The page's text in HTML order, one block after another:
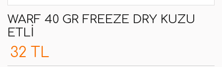
WARF 40 GR FREEZE DRY KUZU
ETLI
32 TL